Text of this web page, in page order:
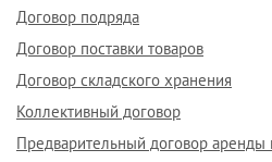
Договор подряда
Договор поставки товаров
Договор складского хранения
Коллективный договор
Предварительный договор